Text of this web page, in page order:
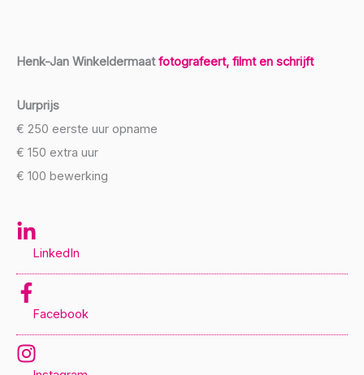
Henk-Jan Winkeldermaatfotografeert, filmt en schrijft
Uurprijs
€ 250 eerste uur opname
€ 150 extra uur
€ 100 bewerking
LinkedIn
Facebook